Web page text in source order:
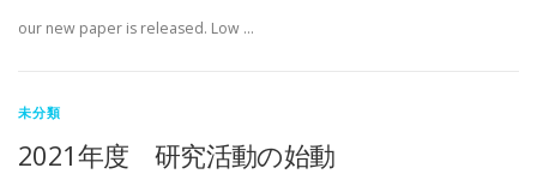
our new paper is released. Low …
未分類
2021年度 研究活動の始動